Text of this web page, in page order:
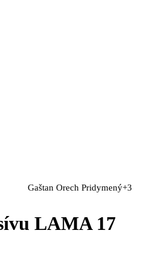
Gaštan Orech Pridymený+3
LAMA 17